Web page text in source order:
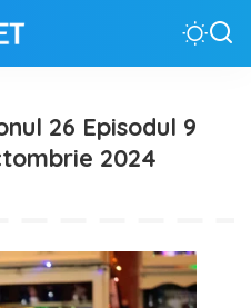
26 Episodul 9
2024